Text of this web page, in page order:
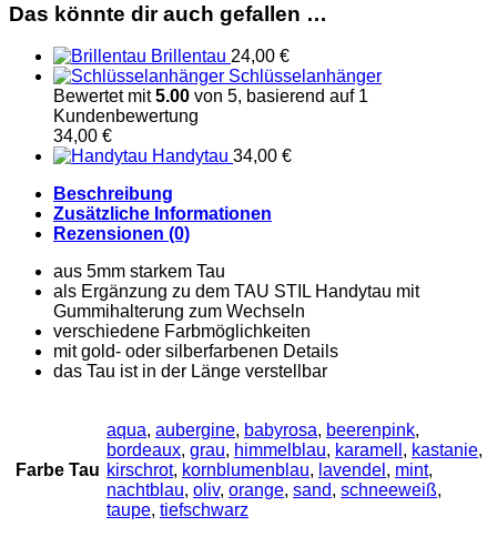
Das könnte dir auch gefallen …
Brillentau 24,00 €
Schlüsselanhänger
Bewertet mit5.00 von 5, basierend auf 1
Kundenbewertung
34,00 €
Handytau 34,00 €
Beschreibung
Zusätzliche Informationen
Rezensionen (0)
aus 5mm starkem Tau
als Ergänzung zu dem TAU STIL Handytau mit
Gummihalterung zum Wechseln
verschiedene Farbmöglichkeiten
mit gold- oder silberfarbenen Details
das Tau ist in der Länge verstellbar
Farbe Tau
aqua, aubergine, babyrosa, beerenpink,
bordeaux, grau, himmelblau, karamell , kastanie,
kirschrot, kornblumenblau, lavendel , mint,
nachtblau, oliv, orange, sand, schneeweiß,
taupe, tiefschwarz